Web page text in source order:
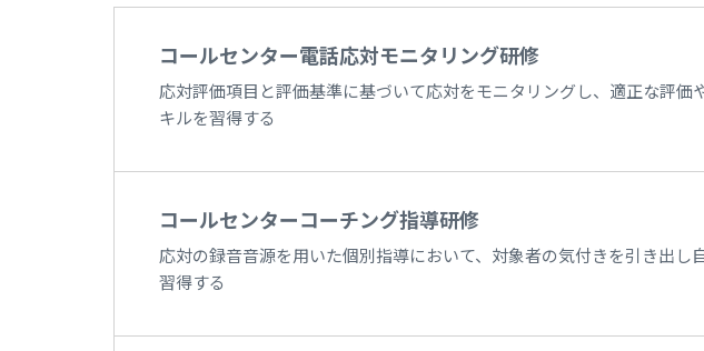
コールセンター電話応対モニタリング研修
応対評価項目と評価基準に基づいて応対をモニタリングし、適正な評価
キルを習得する
コールセンターコーチング指導研修
応対の録音音源を用いた個別指導において、対象者の気付きを引き出し
習得する